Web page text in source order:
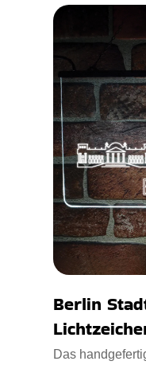
Berlin
Das